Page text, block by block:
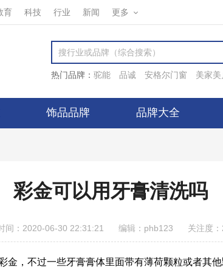
育 科技 行业 新闻 更多
热门品牌： 驼能 品诚 安格尔门窗 美家美
饰品品牌 品牌大全
彩金可以用牙膏清洗吗
间：2020-06-30 22:31:21 编辑：phb123 关注度
金，不过一些牙膏膏体里面带有薄荷颗粒或者其